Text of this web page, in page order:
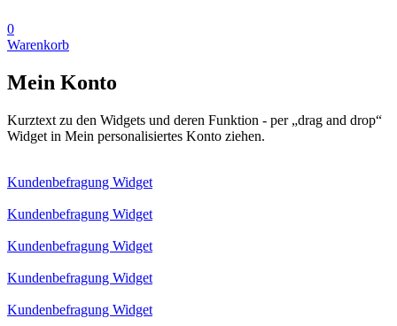
0
Warenkorb
Mein Konto
Kurztext zu den Widgets und deren Funktion - per „drag and drop“
Widget in Mein personalisiertes Konto ziehen.
Kundenbefragung Widget
Kundenbefragung Widget
Kundenbefragung Widget
Kundenbefragung Widget
Kundenbefragung Widget